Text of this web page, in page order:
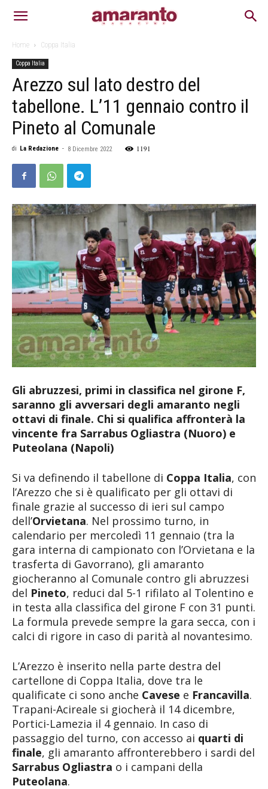
Home Coppa Italia
Coppa Italia
Arezzo sul lato destro del
tabellone. L’11 gennaio contro il
Pineto al Comunale
di La Redazione - 8 Dicembre 2022 1191
Gli abruzzesi, primi in classifica nel girone F,
saranno gli avversari degli amaranto negli
ottavi di finale. Chi si qualifica affronterà la
vincente fra Sarrabus Ogliastra (Nuoro) e
Puteolana (Napoli)
Si va definendo il tabellone di Coppa Italia, con
l’Arezzo che si è qualificato per gli ottavi di
finale grazie al successo di ieri sul campo
dell’Orvietana. Nel prossimo turno, in
calendario per mercoledì 11 gennaio (tra la
gara interna di campionato con l’Orvietana e la
trasferta di Gavorrano), gli amaranto
giocheranno al Comunale contro gli abruzzesi
del Pineto, reduci dal 5-1 rifilato al Tolentino e
in testa alla classifica del girone F con 31 punti.
La formula prevede sempre la gara secca, con i
calci di rigore in caso di parità al novantesimo.
L’Arezzo è inserito nella parte destra del
cartellone di Coppa Italia, dove tra le
qualificate ci sono anche Cavese e Francavilla.
Trapani-Acireale si giocherà il 14 dicembre,
Portici-Lamezia il 4 gennaio. In caso di
passaggio del turno, con accesso ai quarti di
finale, gli amaranto affronterebbero i sardi del
Sarrabus Ogliastra o i campani della
Puteolana.